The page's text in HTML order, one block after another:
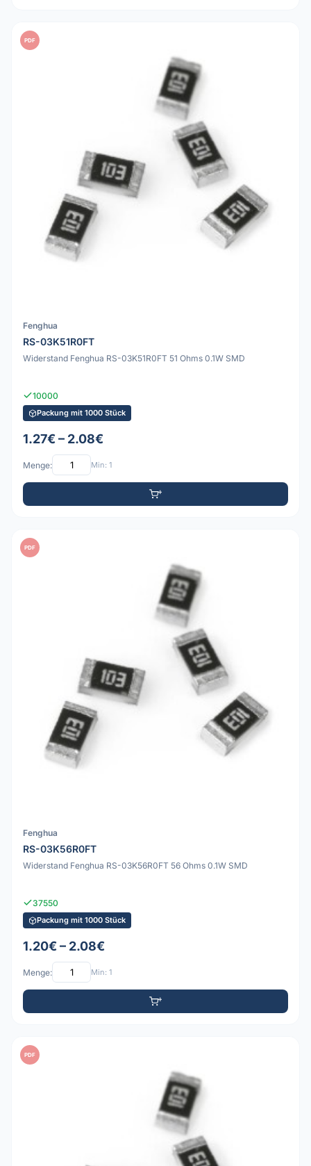
PDF
Fenghua
RS-03K51R0FT
Widerstand Fenghua RS-03K51R0FT 51 Ohms 0.1W SMD
10000
Packung mit 1000 Stück
1.27€ – 2.08€
Menge: Min: 1
PDF
Fenghua
RS-03K56R0FT
Widerstand Fenghua RS-03K56R0FT 56 Ohms 0.1W SMD
37550
Packung mit 1000 Stück
1.20€ – 2.08€
Menge: Min: 1
PDF